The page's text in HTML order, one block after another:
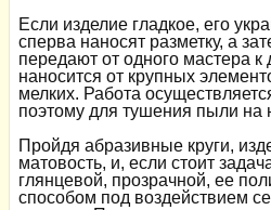
Если изделие гладкое, его
сперва наносят разметку, а
передают от одного мастера к
наносится от крупных
мелких. Работа
поэтому для тушения пыли на
Пройдя абразивные круги,
матовость, и, если стоит
глянцевой, прозрачной, ее
способом под воздействием